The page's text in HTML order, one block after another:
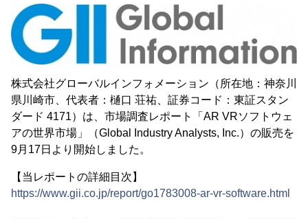
株式会社グローバルインフォメーション（所在地：神奈川
県川崎市、代表者：樋口 荘祐、証券コード：東証スタン
ダード 4171）は、市場調査レポート「AR VRソフトウェ
アの世界市場」（Global Industry Analysts, Inc.）の販売を
9月17日より開始しました。
【当レポートの詳細目次】
https://www.gii.co.jp/report/go1783008-ar-vr-software.html